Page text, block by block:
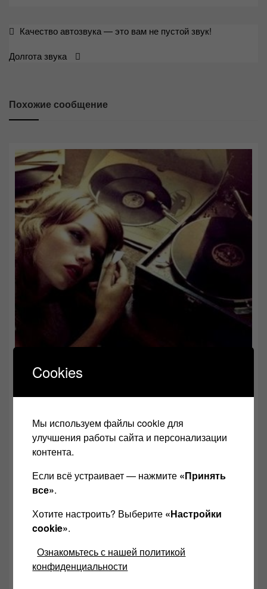
Навигация
записям
Качество автозвука — это вам не пустой звук!
Долгота звука
Похожие сообщение
Наши уши — лучший измерительный инструмент!
Cookies
Мы используем файлы cookie для
улучшения работы сайта и персонализации
контента.
Если всё устраивает — нажмите «Принять
все».
Хотите настроить? Выберите «Настройки
cookie».
Ознакомьтесь с нашей политикой
конфиденциальности